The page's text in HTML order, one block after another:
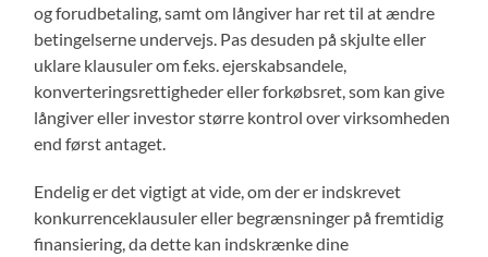
og forudbetaling, samt om långiver har ret til at ændre
betingelserne undervejs. Pas desuden på skjulte eller
uklare klausuler om f.eks. ejerskabsandele,
konverteringsrettigheder eller forkøbsret, som kan give
långiver eller investor større kontrol over virksomheden
end først antaget.
Endelig er det vigtigt at vide, om der er indskrevet
konkurrenceklausuler eller begrænsninger på fremtidig
finansiering, da dette kan indskrænke dine